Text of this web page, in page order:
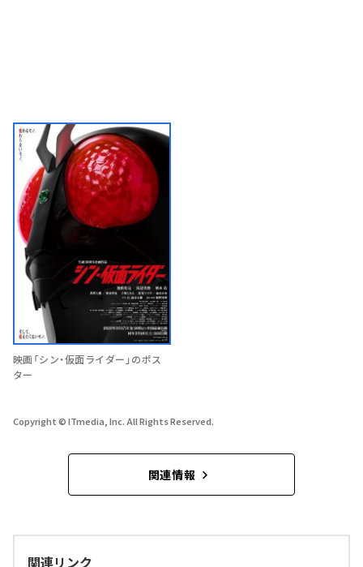
映画「シン・仮面ライダー」のポス
ター
Copyright © ITmedia, Inc. All Rights Reserved.
関連情報
関連リンク